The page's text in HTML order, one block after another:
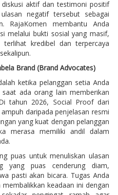
aktif dan testimoni positif
negatif tersebut sebagai
RajaKomen membantu Anda
melalui bukti sosial yang masif,
kredibel dan terpercaya
Brand (Brand Advocates)
ketika pelanggan setia Anda
ada orang lain memberikan
tahun 2026, Social Proof dari
daripada penjelasan resmi
yang kuat dengan pelanggan
merasa memiliki andil dalam
puas untuk menuliskan ulasan
yang puas cenderung diam,
pasti akan bicara. Tugas Anda
keadaan ini dengan